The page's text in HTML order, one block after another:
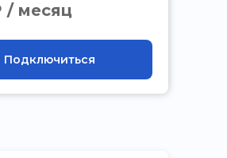
Подключиться
/ месяц